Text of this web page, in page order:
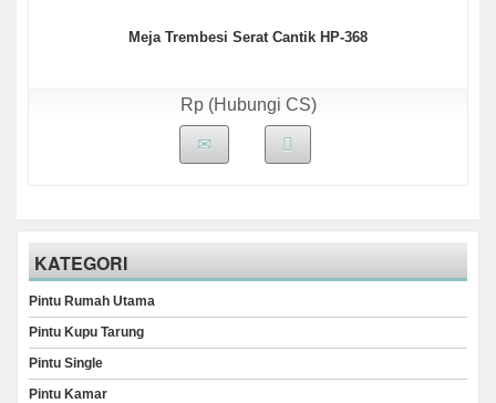
Meja Trembesi Serat Cantik HP-368
Rp (Hubungi CS)
KATEGORI
Pintu Rumah Utama
Pintu Kupu Tarung
Pintu Single
Pintu Kamar